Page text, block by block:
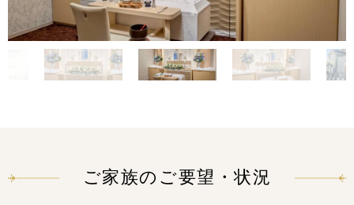
ご家族のご要望・状況